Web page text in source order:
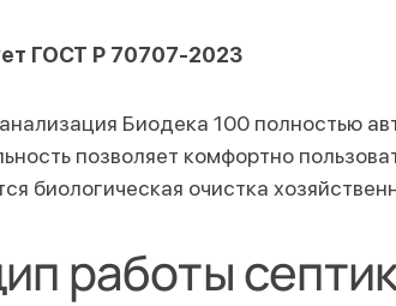
ГОСТ Р 70707-2023
Биодека 100 полностью
позволяет комфортно
биологическая очистка
работы